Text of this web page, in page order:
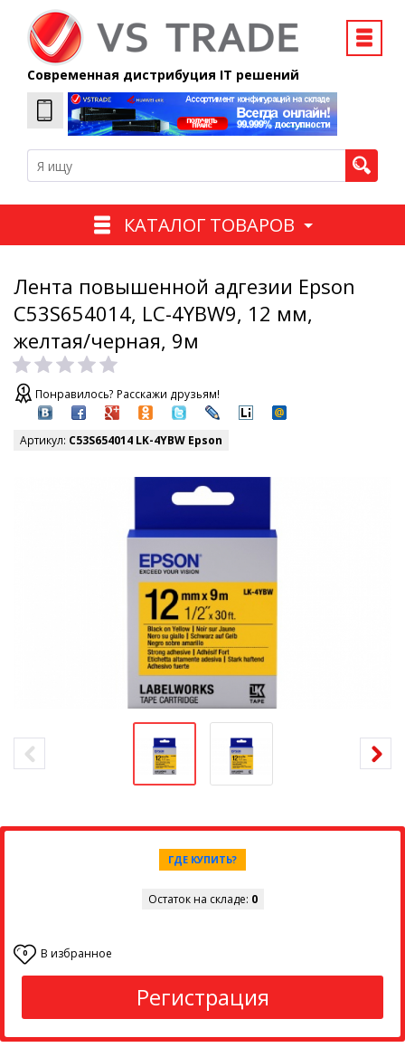
Современная дистрибуция IT решений
КАТАЛОГ ТОВАРОВ
Лента повышенной адгезии Epson
C53S654014, LC-4YBW9, 12 мм,
желтая/черная, 9м
Понравилось? Расскажи друзьям!
Артикул: C53S654014 LK-4YBW Epson
ГДЕ КУПИТЬ?
Остаток на складе: 0
0 В избранное
Регистрация